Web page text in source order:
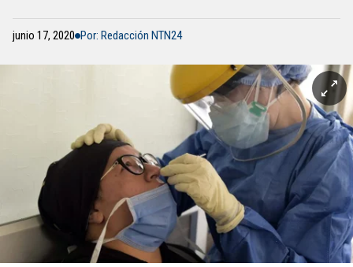
junio 17, 2020 Por: Redacción NTN24